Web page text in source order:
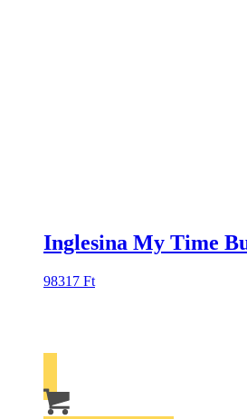
Inglesina My Time
98317 Ft